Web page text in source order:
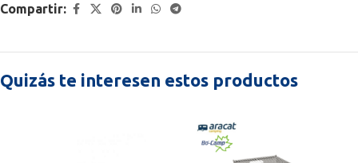
Compartir:
Quizás te interesen estos productos